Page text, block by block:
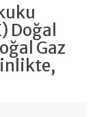
Doğal
Gaz